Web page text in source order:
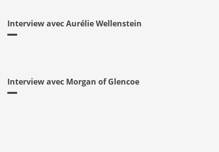
Interview avec Aurélie Wellenstein
Interview avec Morgan of Glencoe